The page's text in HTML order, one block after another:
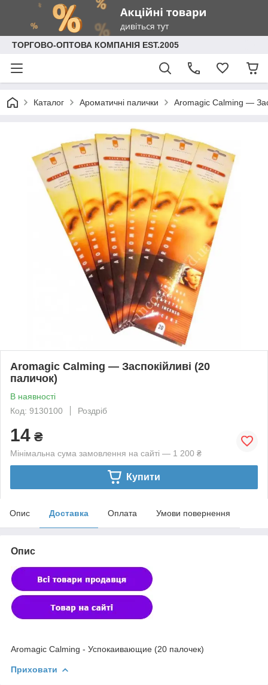
ТОРГОВО-ОПТОВА КОМПАНІЯ EST.2005
Каталог Ароматичні палички Aromagic Calming —
Aromagic Calming — Заспокійливі (20
паличок)
В наявності
Код: 9130100
Роздріб
14 ₴
Мінімальна сума замовлення на сайті — 1 200 ₴
Купити
Опис Доставка Оплата Умови повернення
Опис
Aromagic Calming - Успокаивающие (20 палочек)
Приховати